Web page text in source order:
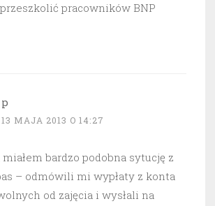
pracowników BNP
p
13 MAJA 2013 O 14:27
bardzo podobna sytucję z
– odmówili mi wypłaty z konta
od zajęcia i wysłali na